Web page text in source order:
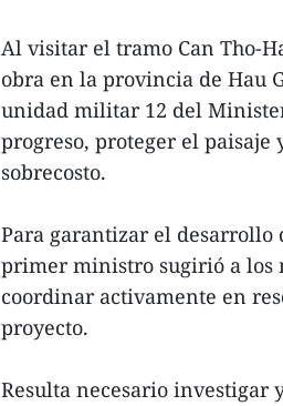
Al visitar el tramo Can Tho-
obra en la provincia de Hau
unidad militar 12 del
progreso, proteger el
sobrecosto.
Para garantizar el
primer ministro sugirió a los
coordinar activamente en
proyecto.
Resulta necesario investigar